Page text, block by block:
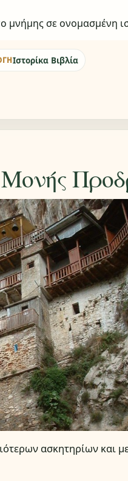
σε ονομασμένη
Ιστορίκα Βιβλία
ασκητηρίων και